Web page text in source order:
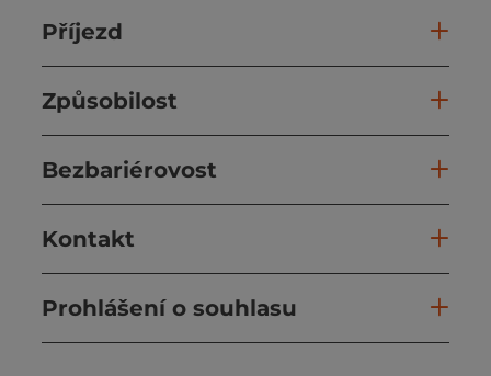
Příjezd
Způsobilost
Bezbariérovost
Kontakt
Prohlášení o souhlasu